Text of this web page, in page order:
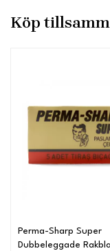
Köp
Perma-Sharp Super
Dubbeleggade